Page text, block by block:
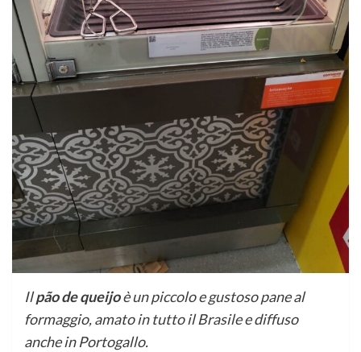
Ilpão de queijoè un piccolo e gustoso pane al
formaggio, amato in tutto il Brasile e diffuso
anche in Portogallo.